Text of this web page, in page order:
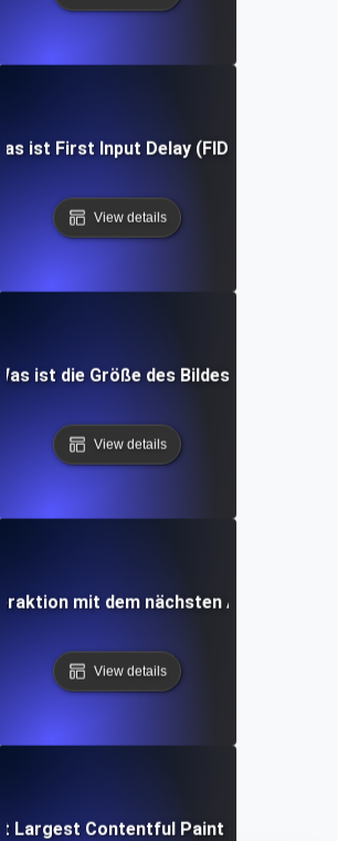
Was ist First Input Delay (FID)?
View details
Was ist die Größe des Bildes?
View details
mit dem nächsten Anstrich
View details
Largest Contentful Paint (LCP)?